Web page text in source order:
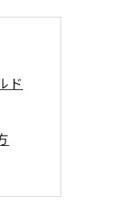
ド
訣
う